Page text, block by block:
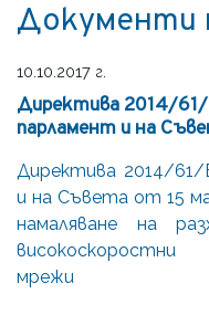
Документи
10.10.2017 г.
Директива 2014/61/
парламент и на
Директива 2014/61/
и на Съвета от 15
намаляване на
мрежи